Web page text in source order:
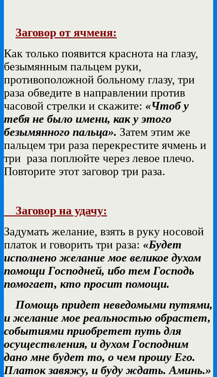
Заговор от ячменя:
Как только появится краснота на глазу,
безымянным пальцем руки,
противоположной больному глазу, три
раза обведите в направлении против
часовой стрелки и скажите: «Чтоб у
тебя не было имени, как у этого
безымянного пальца». Затем этим же
пальцем три раза перекрестите ячмень и
три раза поплюйте через левое плечо.
Повторите этот заговор три раза.
Заговор на удачу:
Задумать желание, взять в руку носовой
платок и говорить три раза: «Будет
исполнено желание мое великое духом
помощи Господней, ибо тем Господь
помогает, кто просит помощи.
Помощь придет неведомыми путями,
и желание мое реальностью обрастет,
событиями приобретет путь для
осуществления, и духом Господним
дано мне будет то, о чем прошу Его.
Платок завяжу, и буду ждать. Аминь.»